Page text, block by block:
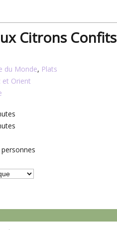
Citrons Confits
du Monde, Plats
et Orient
personnes